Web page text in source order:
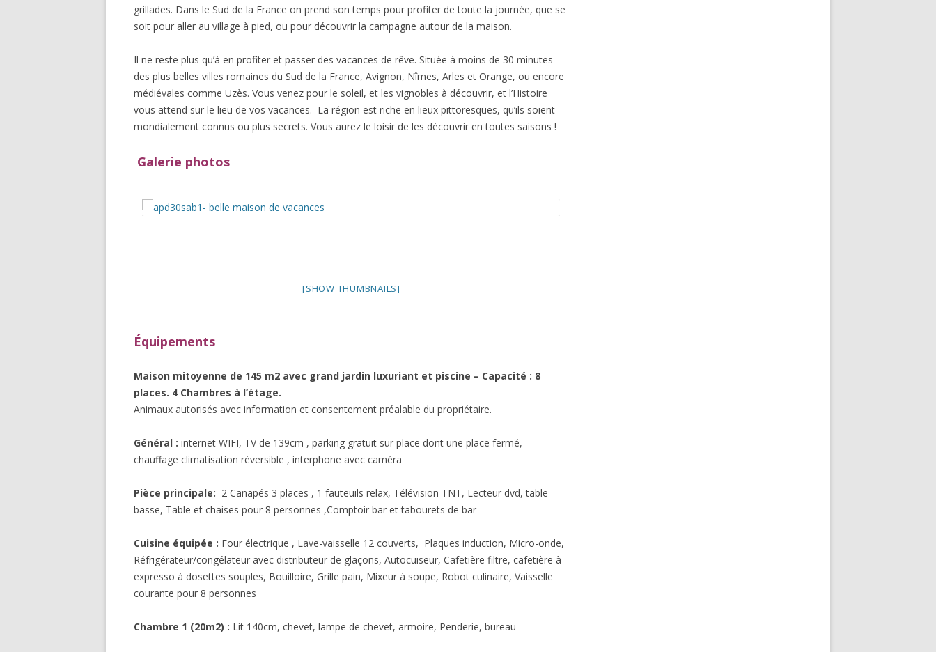
grillades. Dans le Sud de la France on prend son temps pour profiter de toute la journée, que se
soit pour aller au village à pied, ou pour découvrir la campagne autour de la maison.
Il ne reste plus qu’à en profiter et passer des vacances de rêve. Située à moins de 30 minutes
des plus belles villes romaines du Sud de la France, Avignon, Nîmes, Arles et Orange, ou encore
médiévales comme Uzès. Vous venez pour le soleil, et les vignobles à découvrir, et l’Histoire
vous attend sur le lieu de vos vacances. La région est riche en lieux pittoresques, qu’ils soient
mondialement connus ou plus secrets. Vous aurez le loisir de les découvrir en toutes saisons !
Galerie photos
[SHOW THUMBNAILS]
Équipements
Maison mitoyenne de 145 m2 avec grand jardin luxuriant et piscine – Capacité : 8
places. 4 Chambres à l’étage.
Animaux autorisés avec information et consentement préalable du propriétaire.
Général : internet WIFI, TV de 139cm , parking gratuit sur place dont une place fermé,
chauffage climatisation réversible , interphone avec caméra
Pièce principale: 2 Canapés 3 places , 1 fauteuils relax, Télévision TNT, Lecteur dvd, table
basse, Table et chaises pour 8 personnes ,Comptoir bar et tabourets de bar
Cuisine équipée : Four électrique , Lave-vaisselle 12 couverts, Plaques induction, Micro-onde,
Réfrigérateur/congélateur avec distributeur de glaçons, Autocuiseur, Cafetière filtre, cafetière à
expresso à dosettes souples, Bouilloire, Grille pain, Mixeur à soupe, Robot culinaire, Vaisselle
courante pour 8 personnes
Chambre 1 (20m2) : Lit 140cm, chevet, lampe de chevet, armoire, Penderie, bureau